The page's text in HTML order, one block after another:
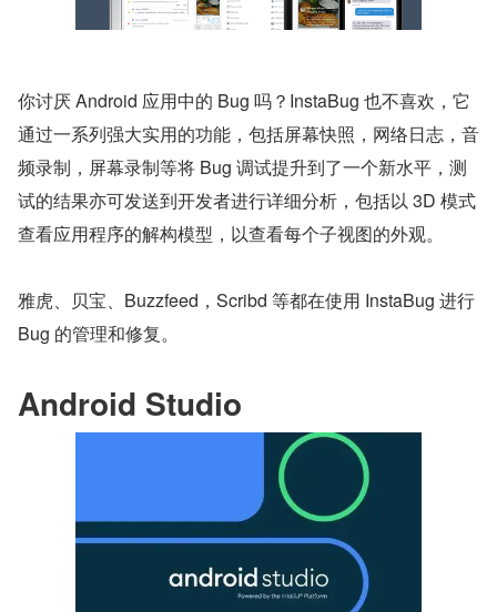
你讨厌 Android 应用中的 Bug 吗？InstaBug 也不喜欢，它
通过一系列强大实用的功能，包括屏幕快照，网络日志，音
频录制，屏幕录制等将 Bug 调试提升到了一个新水平，测
试的结果亦可发送到开发者进行详细分析，包括以 3D 模式
查看应用程序的解构模型，以查看每个子视图的外观。
雅虎、贝宝、Buzzfeed，Scribd 等都在使用 InstaBug 进行
Bug 的管理和修复。
Android Studio